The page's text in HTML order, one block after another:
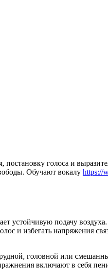
голоса и
Обучают вокалу https://
устойчивую подачу
и избегать напряжения
головной или
включают в себя